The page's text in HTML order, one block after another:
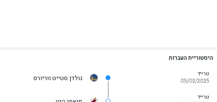
היסטוריית העברות
טרייד
05/02/2025
גולדן סטייט ווריורס
טרייד